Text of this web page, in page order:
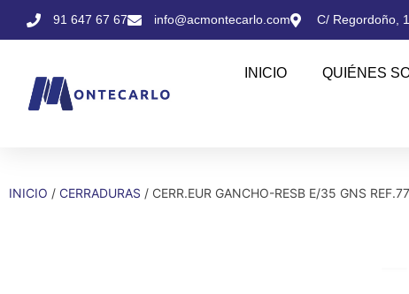
91 647 67 67 info@acmontecarlo.com C/ Regordoño,
INICIO QUIÉNES
INICIO / CERRADURAS / CERR.EUR GANCHO-RESB E/35 GNS